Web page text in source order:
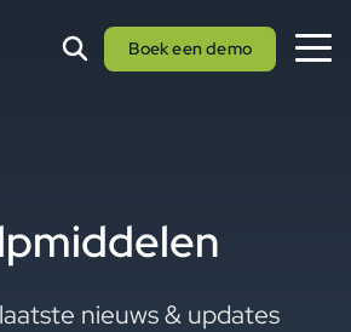
Boek een demo
nieuws & updates